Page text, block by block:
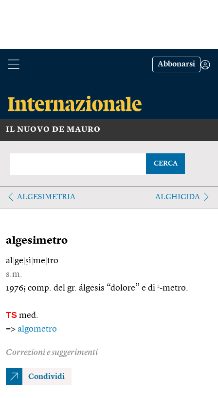
Abbonarsi
IL NUOVO DE MAURO
CERCA
ALGESIMETRIA ALGHICIDA
algesimetro
al ge ṣì me tro
s.m.
1976; comp. del gr. álgēsis “dolore” e di 2-metro.
TS med.
=> algometro
Correzioni e suggerimenti
Condividi